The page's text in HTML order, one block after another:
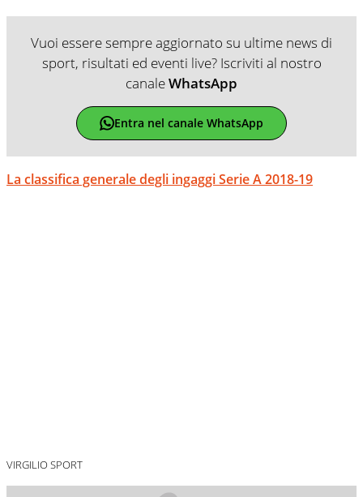
Vuoi essere sempre aggiornato su ultime news di
sport, risultati ed eventi live? Iscriviti al nostro
canaleWhatsApp
Entra nel canale WhatsApp
La classifica generale degli ingaggi Serie A 2018-19
VIRGILIO SPORT